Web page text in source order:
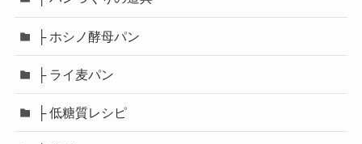
├ ホシノ酵母パン
├ ライ麦パン
├ 低糖質レシピ